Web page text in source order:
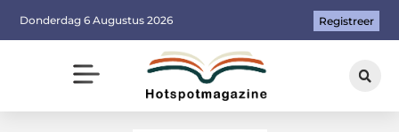
Donderdag 6 Augustus 2026 Registreer